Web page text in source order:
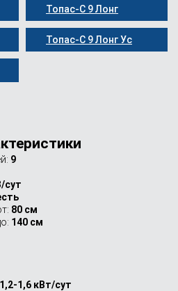
Топас-С 9 Лонг
Топас-С 9 Лонг Ус
9
сут
80 см
140 см
1,2-1,6 кВт/сут